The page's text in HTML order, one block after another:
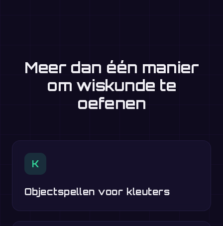
Meer dan één manier
om wiskunde te
oefenen
K
Objectspellen voor kleuters